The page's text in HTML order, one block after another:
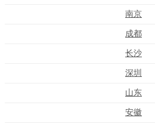
南京
成都
长沙
深圳
山东
安徽